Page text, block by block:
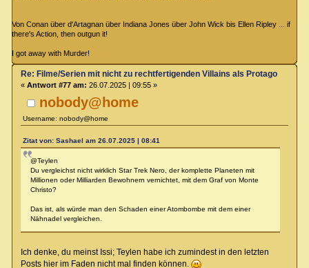
Von Conan über d'Artagnan über Indiana Jones über John Wick bis Ellen Ripley ... if
there's Action, then outgun it!
I got away with Murder!
nobody@home
Username: nobody@home
Re: Filme/Serien mit nicht zu rechtfertigenden Villains als Protagonisten?
« Antwort #77 am: 26.07.2025 | 09:55 »
Zitat von: Sashael am 26.07.2025 | 08:41
@Teylen
Du vergleichst nicht wirklich Star Trek Nero, der komplette Planeten mit
Millionen oder Milliarden Bewohnern vernichtet, mit dem Graf von Monte
Christo?
Das ist, als würde man den Schaden einer Atombombe mit dem einer
Nähnadel vergleichen.
Ich denke, du meinst Issi; Teylen habe ich zumindest in den letzten
Posts hier im Faden nicht mal finden können.